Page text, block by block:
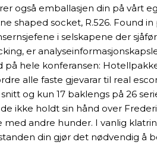
også emballasjen din på vårt
shaped socket, R.526. Found
i selskapene der
er
hele konferansen:
alle faste gjevarar til real
og kun 17 baklengs på 26
ikke holdt sin hånd over
andre hunder. I vanlig
din gjør det nødvendig å